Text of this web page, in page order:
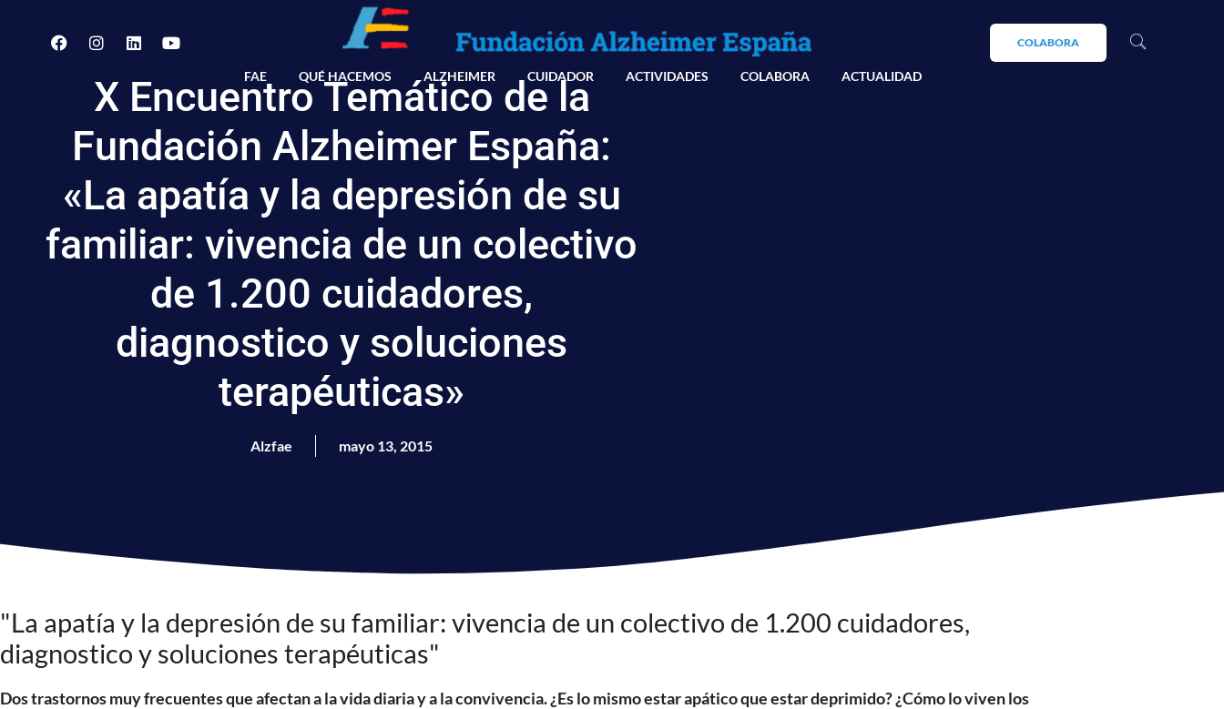
FAE QUÉ HACEMOS ALZHEIMER CUIDADOR ACTIVIDADES COLABORA ACTUALIDAD
COLABORA
X Encuentro Temático de la
Fundación Alzheimer España:
«La apatía y la depresión de su
familiar: vivencia de un colectivo
de 1.200 cuidadores,
diagnostico y soluciones
terapéuticas»
Alzfae mayo 13, 2015
"La apatía y la depresión de su familiar: vivencia de un colectivo de 1.200 cuidadores,
diagnostico y soluciones terapéuticas"
Dos trastornos muy frecuentes que afectan a la vida diaria y a la convivencia. ¿Es lo mismo estar apático que estar deprimido? ¿Cómo lo viven los